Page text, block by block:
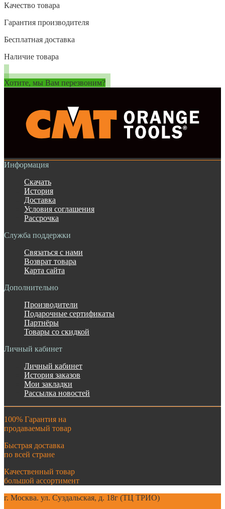
Качество товара
Гарантия производителя
Бесплатная доставка
Наличие товара
Хотите, мы Вам перезвоним?
Информация
Скачать
История
Доставка
Условия соглашения
Рассрочка
Служба поддержки
Связаться с нами
Возврат товара
Карта сайта
Дополнительно
Производители
Подарочные сертификаты
Партнёры
Товары со скидкой
Личный кабинет
Личный кабинет
История заказов
Мои закладки
Рассылка новостей
100% Гарантия на
продаваемый товар
Быстрая доставка
по всей стране
Качественный товар
большой ассортимент
г. Москва. ул. Суздальская, д. 18г (ТЦ ТРИО)